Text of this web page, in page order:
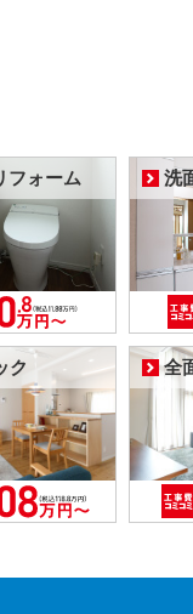
フォーム 洗
ク 全